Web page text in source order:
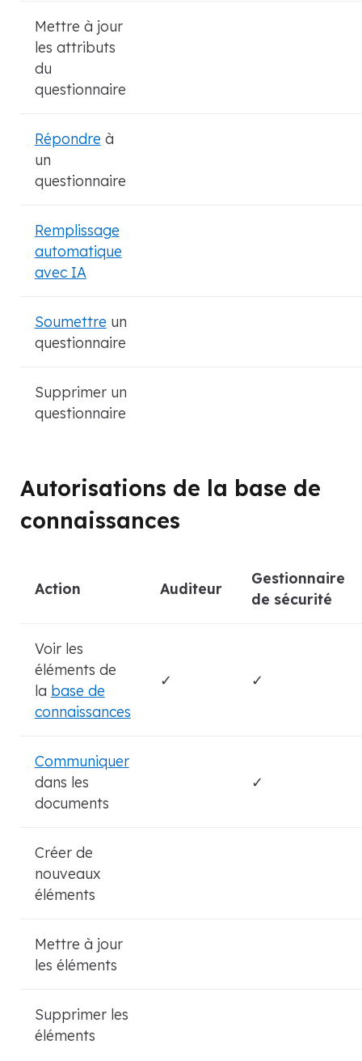
Mettre à jour
les attributs
du
questionnaire
Répondre à
un
questionnaire
Remplissage
automatique
avec IA
Soumettre un
questionnaire
Supprimer un
questionnaire
Autorisations de la base de
connaissances
Action Auditeur
Gestionnaire
de sécurité
Voir les
éléments de
la base de
connaissances
✓ ✓
Communiquer
dans les
documents
✓
Créer de
nouveaux
éléments
Mettre à jour
les éléments
Supprimer les
éléments